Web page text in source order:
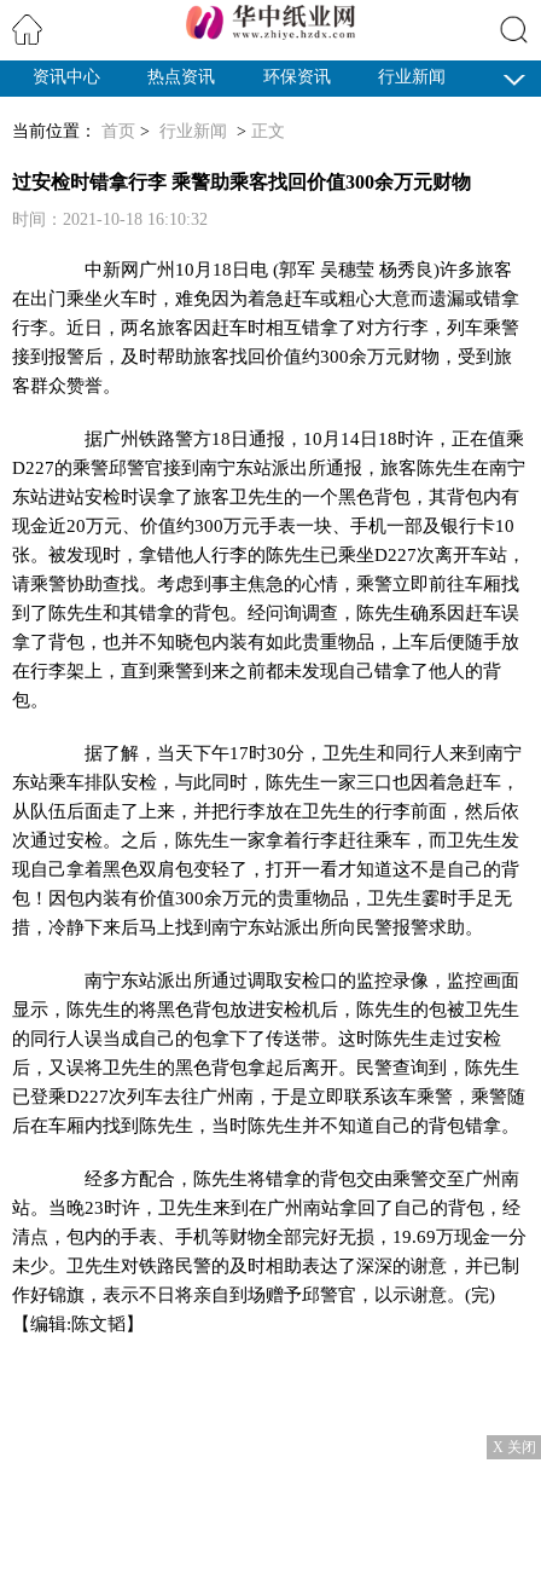
搜索
资讯中心 热点资讯 环保资讯
行业新闻
当前位置： 首页 > 行业新闻 > 正文
过安检时错拿行李 乘警助乘客找回价值300余万元财物
时间：2021-10-18 16:10:32
中新网广州10月18日电 (郭军 吴穗莹 杨秀良)许多旅客
在出门乘坐火车时，难免因为着急赶车或粗心大意而遗漏或错拿
行李。近日，两名旅客因赶车时相互错拿了对方行李，列车乘警
接到报警后，及时帮助旅客找回价值约300余万元财物，受到旅
客群众赞誉。
据广州铁路警方18日通报，10月14日18时许，正在值乘
D227的乘警邱警官接到南宁东站派出所通报，旅客陈先生在南宁
东站进站安检时误拿了旅客卫先生的一个黑色背包，其背包内有
现金近20万元、价值约300万元手表一块、手机一部及银行卡10
张。被发现时，拿错他人行李的陈先生已乘坐D227次离开车站，
请乘警协助查找。考虑到事主焦急的心情，乘警立即前往车厢找
到了陈先生和其错拿的背包。经问询调查，陈先生确系因赶车误
拿了背包，也并不知晓包内装有如此贵重物品，上车后便随手放
在行李架上，直到乘警到来之前都未发现自己错拿了他人的背
包。
据了解，当天下午17时30分，卫先生和同行人来到南宁
东站乘车排队安检，与此同时，陈先生一家三口也因着急赶车，
从队伍后面走了上来，并把行李放在卫先生的行李前面，然后依
次通过安检。之后，陈先生一家拿着行李赶往乘车，而卫先生发
现自己拿着黑色双肩包变轻了，打开一看才知道这不是自己的背
包！因包内装有价值300余万元的贵重物品，卫先生霎时手足无
措，冷静下来后马上找到南宁东站派出所向民警报警求助。
南宁东站派出所通过调取安检口的监控录像，监控画面
显示，陈先生的将黑色背包放进安检机后，陈先生的包被卫先生
的同行人误当成自己的包拿下了传送带。这时陈先生走过安检
后，又误将卫先生的黑色背包拿起后离开。民警查询到，陈先生
已登乘D227次列车去往广州南，于是立即联系该车乘警，乘警随
后在车厢内找到陈先生，当时陈先生并不知道自己的背包错拿。
经多方配合，陈先生将错拿的背包交由乘警交至广州南
站。当晚23时许，卫先生来到在广州南站拿回了自己的背包，经
清点，包内的手表、手机等财物全部完好无损，19.69万现金一分
未少。卫先生对铁路民警的及时相助表达了深深的谢意，并已制
作好锦旗，表示不日将亲自到场赠予邱警官，以示谢意。(完)
【编辑:陈文韬】
X 关闭